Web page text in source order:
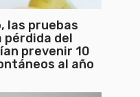
las pruebas
pérdida del
prevenir 10
al año